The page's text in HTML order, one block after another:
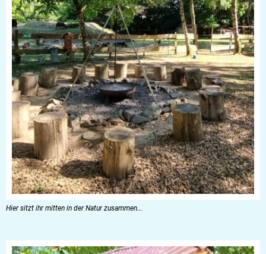
Hier sitzt ihr mitten in der Natur zusammen...